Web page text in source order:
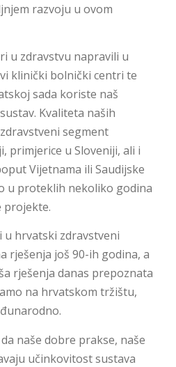
razvoju u ovom
u zdravstvu napravili u
klinički bolnički centri te
sada koriste naš
Kvaliteta naših
segment
primjerice u Sloveniji, ali i
Vijetnama ili Saudijske
u proteklih nekoliko godina
projekte.
u hrvatski zdravstveni
rješenja još 90-ih godina, a
rješenja danas prepoznata
na hrvatskom tržištu,
naše dobre prakse, naše
učinkovitost sustava